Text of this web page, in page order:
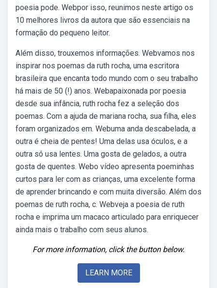
poesia pode. Webpor isso, reunimos neste artigo os
10 melhores livros da autora que são essenciais na
formação do pequeno leitor.
Além disso, trouxemos informações. Webvamos nos
inspirar nos poemas da ruth rocha, uma escritora
brasileira que encanta todo mundo com o seu trabalho
há mais de 50 (!) anos. Webapaixonada por poesia
desde sua infância, ruth rocha fez a seleção dos
poemas. Com a ajuda de mariana rocha, sua filha, eles
foram organizados em. Webuma anda descabelada, a
outra é cheia de pentes! Uma delas usa óculos, e a
outra só usa lentes. Uma gosta de gelados, a outra
gosta de quentes. Webo vídeo apresenta poeminhas
curtos para ler com as crianças, uma excelente forma
de aprender brincando e com muita diversão. Além dos
poemas de ruth rocha, c. Webveja a poesia de ruth
rocha e imprima um macaco articulado para enriquecer
ainda mais o trabalho com seus alunos.
For more information, click the button below.
LEARN MORE